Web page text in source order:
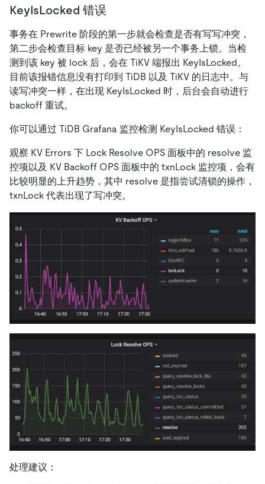
KeyIsLocked 错误
事务在 Prewrite 阶段的第一步就会检查是否有写写冲突，
第二步会检查目标 key 是否已经被另一个事务上锁。当检
测到该 key 被 lock 后，会在 TiKV 端报出 KeyIsLocked。
目前该报错信息没有打印到 TiDB 以及 TiKV 的日志中。与
读写冲突一样，在出现 KeyIsLocked 时，后台会自动进行
backoff 重试。
你可以通过 TiDB Grafana 监控检测 KeyIsLocked 错误：
观察 KV Errors 下 Lock Resolve OPS 面板中的 resolve 监
控项以及 KV Backoff OPS 面板中的 txnLock 监控项，会有
比较明显的上升趋势，其中 resolve 是指尝试清锁的操作，
txnLock 代表出现了写冲突。
处理建议：